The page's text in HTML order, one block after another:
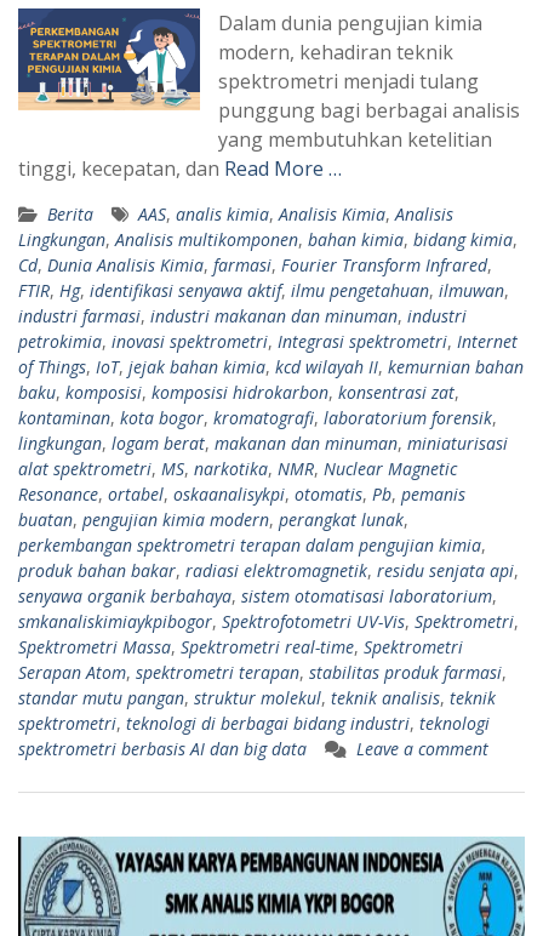
Dalam dunia pengujian kimia
modern, kehadiran teknik
spektrometri menjadi tulang
punggung bagi berbagai analisis
yang membutuhkan ketelitian
tinggi, kecepatan, dan Read More …
Berita AAS, analis kimia, Analisis Kimia, Analisis
Lingkungan, Analisis multikomponen, bahan kimia, bidang kimia,
Cd, Dunia Analisis Kimia, farmasi, Fourier Transform Infrared,
FTIR, Hg, identifikasi senyawa aktif, ilmu pengetahuan, ilmuwan,
industri farmasi, industri makanan dan minuman, industri
petrokimia, inovasi spektrometri, Integrasi spektrometri, Internet
of Things, IoT, jejak bahan kimia, kcd wilayah II, kemurnian bahan
baku, komposisi, komposisi hidrokarbon, konsentrasi zat,
kontaminan, kota bogor, kromatografi, laboratorium forensik,
lingkungan, logam berat, makanan dan minuman, miniaturisasi
alat spektrometri, MS, narkotika, NMR, Nuclear Magnetic
Resonance, ortabel, oskaanalisykpi, otomatis, Pb, pemanis
buatan, pengujian kimia modern, perangkat lunak,
perkembangan spektrometri terapan dalam pengujian kimia,
produk bahan bakar, radiasi elektromagnetik, residu senjata api,
senyawa organik berbahaya, sistem otomatisasi laboratorium,
smkanaliskimiaykpibogor, Spektrofotometri UV-Vis, Spektrometri,
Spektrometri Massa, Spektrometri real-time, Spektrometri
Serapan Atom, spektrometri terapan, stabilitas produk farmasi,
standar mutu pangan, struktur molekul, teknik analisis, teknik
spektrometri, teknologi di berbagai bidang industri, teknologi
spektrometri berbasis AI dan big data
Leave a comment